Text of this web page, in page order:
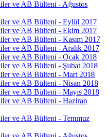
ve AB Bülteni - Ağustos
ve AB Bülteni - Eylül 2017
ve AB Bülteni - Ekim 2017
ve AB Bülteni - Kasım 2017
ve AB Bülteni - Aralık 2017
ve AB Bülteni - Ocak 2018
ve AB Bülteni - Şubat 2018
ve AB Bülteni - Mart 2018
ve AB Bülteni - Nisan 2018
ve AB Bülteni - Mayıs 2018
ve AB Bülteni - Haziran
ve AB Bülteni - Temmuz